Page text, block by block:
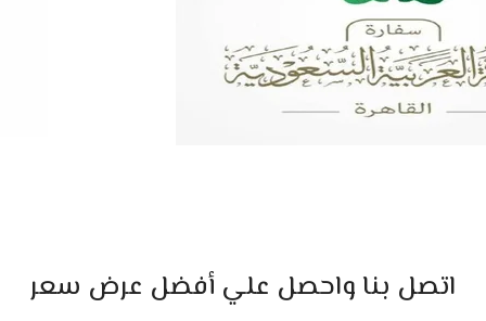
اتصل بنا واحصل علي أفضل عرض سعر